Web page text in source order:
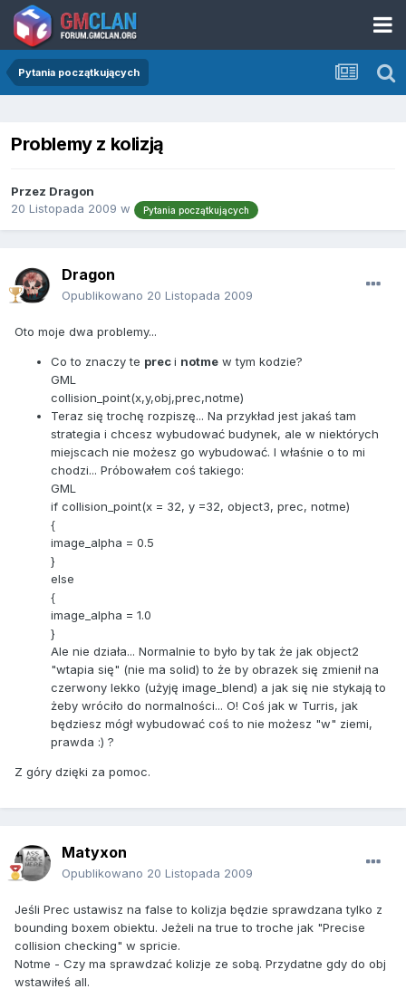
Pytania początkujących
Problemy z kolizją
Przez Dragon
20 Listopada 2009 w Pytania początkujących
Dragon
Opublikowano 20 Listopada 2009
Oto moje dwa problemy...
Co to znaczy te preci notme w tym kodzie?
GML
collision_point(x,y,obj,prec,notme)
Teraz się trochę rozpiszę... Na przykład jest jakaś tam
strategia i chcesz wybudować budynek, ale w niektórych
miejscach nie możesz go wybudować. I właśnie o to mi
chodzi... Próbowałem coś takiego:
GML
if collision_point(x = 32, y =32, object3, prec, notme)
{
image_alpha = 0.5
}
else
{
image_alpha = 1.0
}
Ale nie działa... Normalnie to było by tak że jak object2
"wtapia się" (nie ma solid) to że by obrazek się zmienił na
czerwony lekko (użyję image_blend) a jak się nie stykają to
żeby wróciło do normalności... O! Coś jak w Turris, jak
będziesz mógł wybudować coś to nie możesz "w" ziemi,
prawda :) ?
Z góry dzięki za pomoc.
Matyxon
Opublikowano 20 Listopada 2009
Jeśli Prec ustawisz na false to kolizja będzie sprawdzana tylko z
bounding boxem obiektu. Jeżeli na true to troche jak "Precise
collision checking" w spricie.
Notme - Czy ma sprawdzać kolizje ze sobą. Przydatne gdy do obj
wstawiłeś all.